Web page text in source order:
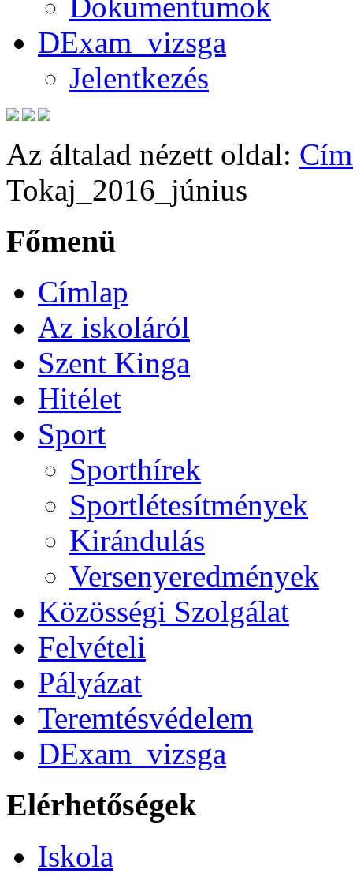
DExam_vizsga
Jelentkezés
Az általad nézett oldal:
Tokaj_2016_június
Főmenü
Címlap
Az iskoláról
Szent Kinga
Hitélet
Sport
Sporthírek
Sportlétesítmények
Kirándulás
Versenyeredmények
Közösségi Szolgálat
Felvételi
Pályázat
Teremtésvédelem
DExam_vizsga
Elérhetőségek
Iskola